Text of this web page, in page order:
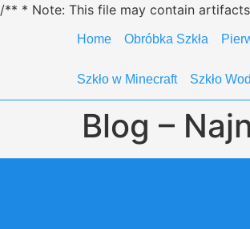
/** * Note: This file may contain
Home Obróbka Szkła
Szkło w Minecraft Szkło
Blog –